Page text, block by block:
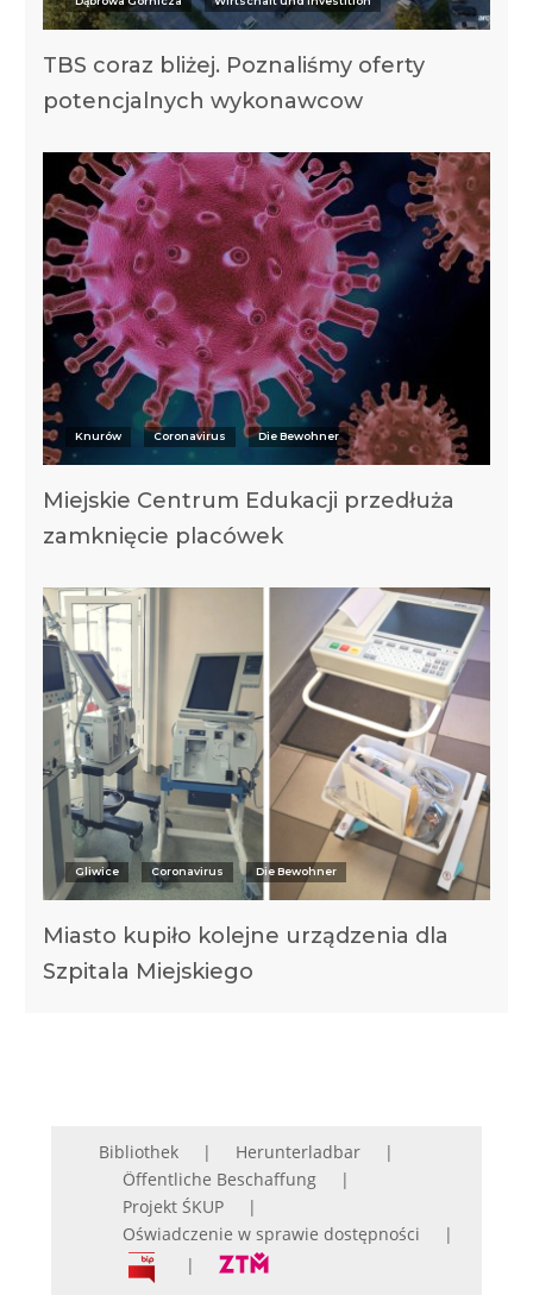
TBS coraz bliżej. Poznaliśmy oferty
potencjalnych wykonawcow
Knurów Coronavirus Die Bewohner
Miejskie Centrum Edukacji przedłuża
zamknięcie placówek
Gliwice Coronavirus Die Bewohner
Miasto kupiło kolejne urządzenia dla
Szpitala Miejskiego
Bibliothek
Herunterladbar
Öffentliche Beschaffung
Projekt ŚKUP
Oświadczenie w sprawie dostępności